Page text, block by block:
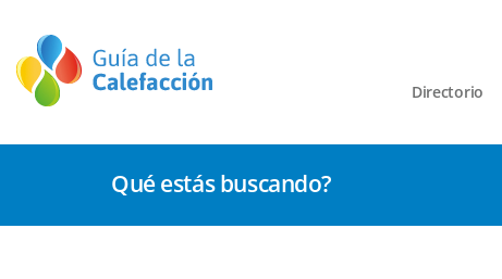
Directorio
Qué estás buscando?